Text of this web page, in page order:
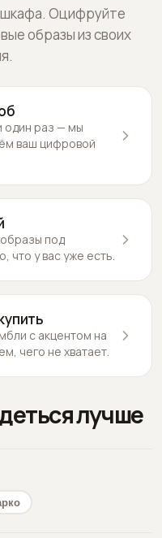
шкафа. Оцифруйте
образы из своих
один раз — мы
ваш цифровой
под
что у вас уже есть.
с акцентом на
чего не хватает.
лучше